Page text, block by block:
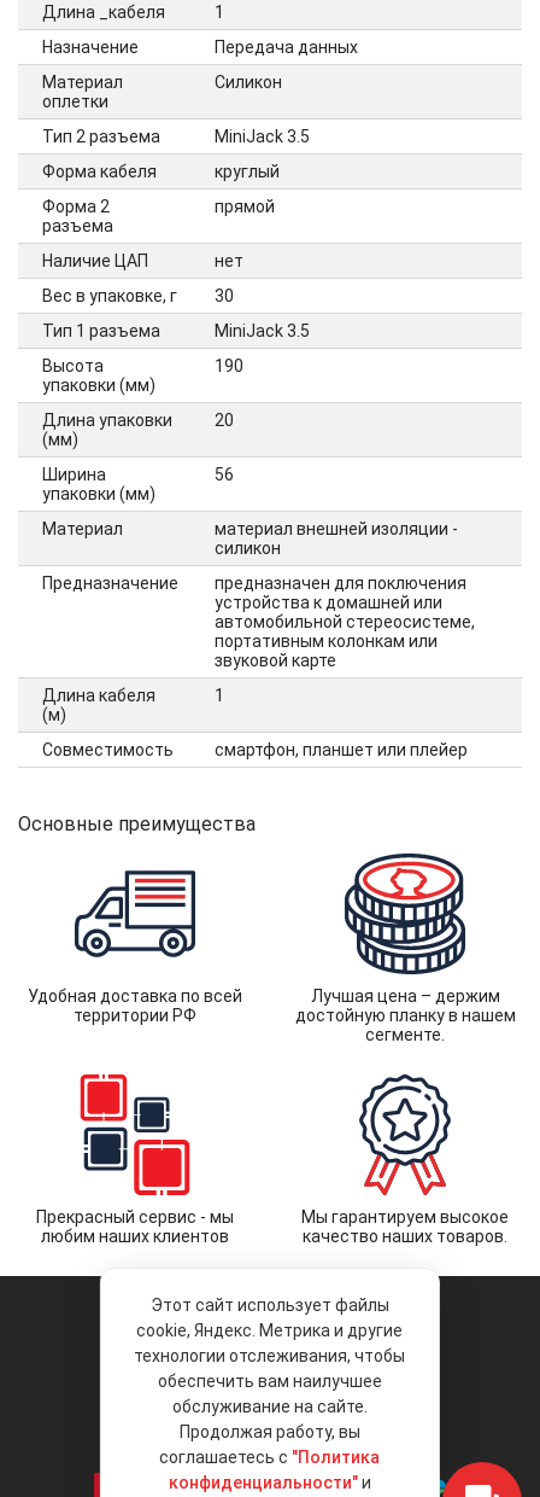
Длина _кабеля
1
Назначение
Передача данных
Материал
оплетки
Силикон
Тип 2 разъема
MiniJack 3.5
Форма кабеля
круглый
Форма 2
разъема
прямой
Наличие ЦАП
нет
Вес в упаковке, г
30
Тип 1 разъема
MiniJack 3.5
Высота
упаковки (мм)
190
Длина упаковки
(мм)
20
Ширина
упаковки (мм)
56
Материал
материал внешней изоляции -
силикон
Предназначение
предназначен для поключения
устройства к домашней или
автомобильной стереосистеме,
портативным колонкам или
звуковой карте
Длина кабеля
(м)
1
Совместимость смартфон, планшет или плейер
Основные преимущества
Удобная доставка по всей
территории РФ
Лучшая цена – держим
достойную планку в нашем
сегменте.
Прекрасный сервис - мы
любим наших клиентов
Мы гарантируем высокое
качество наших товаров.
© 2026 «Liberty Project».
Аксессуары и запчасти оптом.
Положение об обработке и защите
персональных данных
Этот сайт использует файлы
cookie, Яндекс. Метрика и другие
технологии отслеживания, чтобы
обеспечить вам наилучшее
обслуживание на сайте.
Продолжая работу, вы
соглашаетесь с "Политика
конфиденциальности"и